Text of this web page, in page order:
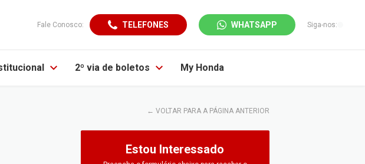
Fale Conosco: TELEFONES WHATSAPP Siga-nos:
2º via de boletos My Honda
← VOLTAR PARA A PÁGINA ANTERIOR
Estou Interessado